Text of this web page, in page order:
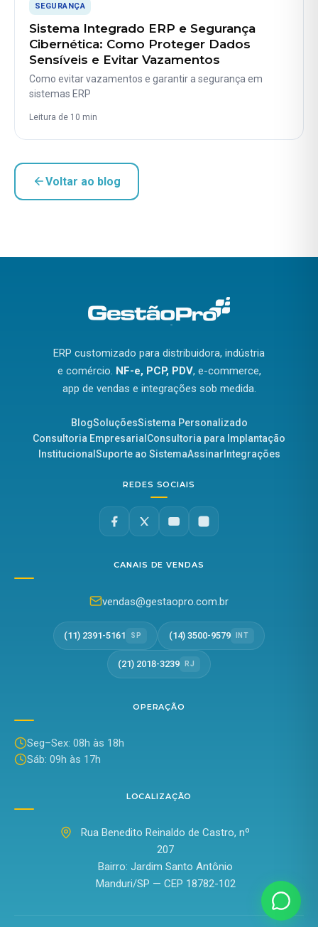
SEGURANÇA
Sistema Integrado ERP e Segurança
Cibernética: Como Proteger Dados
Sensíveis e Evitar Vazamentos
Como evitar vazamentos e garantir a segurança em
sistemas ERP
Leitura de 10 min
Voltar ao blog
ERP customizado para distribuidora, indústria
e comércio. NF-e, PCP, PDV, e-commerce,
app de vendas e integrações sob medida.
BlogSoluçõesSistema Personalizado
Consultoria Empresarial Consultoria para Implantação
Institucional Suporte ao SistemaAssinar Integrações
REDES SOCIAIS
CANAIS DE VENDAS
vendas@gestaopro.com.br
(11) 2391-5161 SP (14) 3500-9579 INT
(21) 2018-3239 RJ
OPERAÇÃO
Seg–Sex: 08h às 18h
Sáb: 09h às 17h
LOCALIZAÇÃO
Rua Benedito Reinaldo de Castro, nº
207
Bairro: Jardim Santo Antônio
Manduri/SP — CEP 18782-102